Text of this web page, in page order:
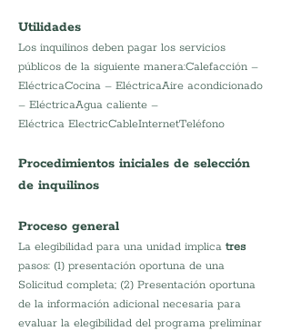
Utilidades
Los inquilinos deben pagar los servicios
públicos de la siguiente manera:Calefacción –
EléctricaCocina – EléctricaAire acondicionado
– EléctricaAgua caliente –
Eléctrica ElectricCableInternetTeléfono
Procedimientos iniciales de selección
de inquilinos
Proceso general
La elegibilidad para una unidad implica tres
pasos: (1) presentación oportuna de una
Solicitud completa; (2) Presentación oportuna
de la información adicional necesaria para
evaluar la elegibilidad del programa preliminar